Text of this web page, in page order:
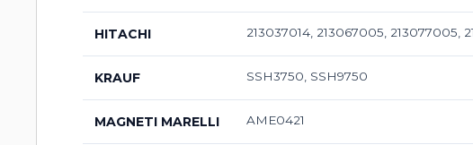
HITACHI 213037014, 213067005, 213077005,
KRAUF SSH3750, SSH9750
MAGNETI MARELLI AME0421